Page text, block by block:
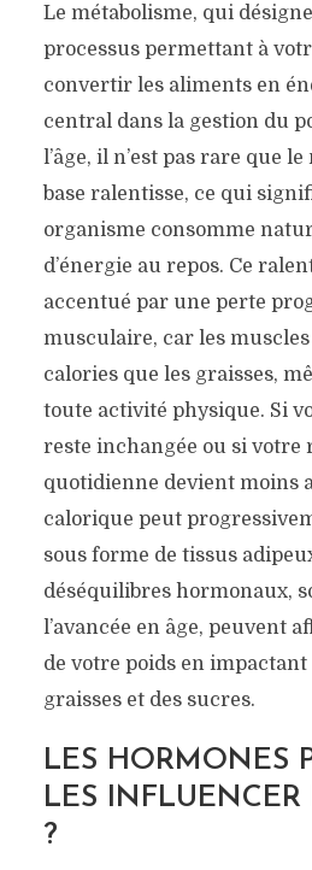
Le métabolisme, qui
processus permettant à
convertir les aliments en
central dans la gestion du
l’âge, il n’est pas rare que
base ralentisse, ce qui
organisme consomme
d’énergie au repos. Ce
accentué par une perte
musculaire, car les
calories que les graisses,
toute activité physique. Si
reste inchangée ou si votre
quotidienne devient moins
calorique peut
sous forme de tissus
déséquilibres hormonaux,
l’avancée en âge, peuvent
de votre poids en impactant
graisses et des sucres.
LES HORMONES
LES
?